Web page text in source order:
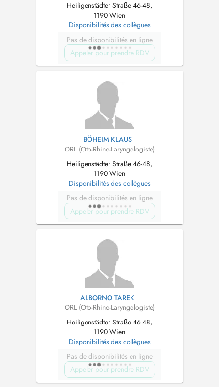
Heiligenstädter Straße 46-48,
1190 Wien
Disponibilités des collègues
Pas de disponibilités en ligne
Appeler pour prendre RDV
BÖHEIM KLAUS
ORL (Oto-Rhino-Laryngologiste)
Heiligenstädter Straße 46-48,
1190 Wien
Disponibilités des collègues
Pas de disponibilités en ligne
Appeler pour prendre RDV
ALBORNO TAREK
ORL (Oto-Rhino-Laryngologiste)
Heiligenstädter Straße 46-48,
1190 Wien
Disponibilités des collègues
Pas de disponibilités en ligne
Appeler pour prendre RDV